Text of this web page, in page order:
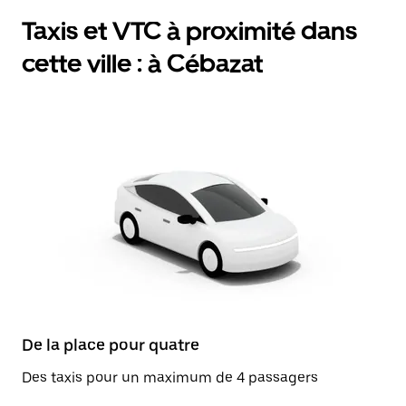
Taxis et VTC à proximité dans
cette ville : à Cébazat
De la place pour quatre
Des taxis pour un maximum de 4 passagers